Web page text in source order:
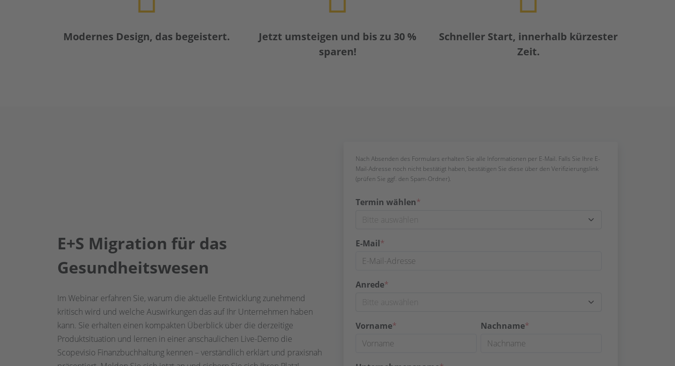
Modernes Design, das begeistert.
Jetzt umsteigen und bis zu 30 %
sparen!
Schneller Start, innerhalb kürzester
Zeit.
E+S Migration für das
Gesundheitswesen
Im Webinar erfahren Sie, warum die aktuelle Entwicklung zunehmend
kritisch wird und welche Auswirkungen das auf Ihr Unternehmen haben
kann. Sie erhalten einen kompakten Überblick über die derzeitige
Produktsituation und lernen in einer anschaulichen Live-Demo die
Scopevisio Finanzbuchhaltung kennen – verständlich erklärt und praxisnah
Nach Absenden des Formulars erhalten Sie alle Informationen per E-Mail. Falls Sie Ihre E-
Mail-Adresse noch nicht bestätigt haben, bestätigen Sie diese über den Verifizierungslink
(prüfen Sie ggf. den Spam-Ordner).
Termin wählen*
E-Mail*
Anrede*
Vorname* Nachname*